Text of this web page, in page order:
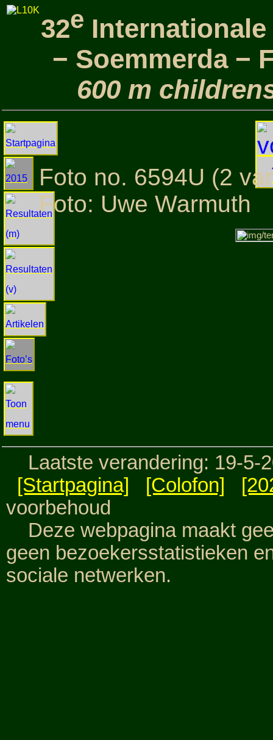
32e
− Soemmerda −
600 m
Foto no. 6594U (2
Foto: Uwe Warmuth
Laatste verandering: 19-5-
[Startpagina]
[Colofon]
voorbehoud
Deze webpagina maakt
geen bezoekersstatistieken
sociale netwerken.